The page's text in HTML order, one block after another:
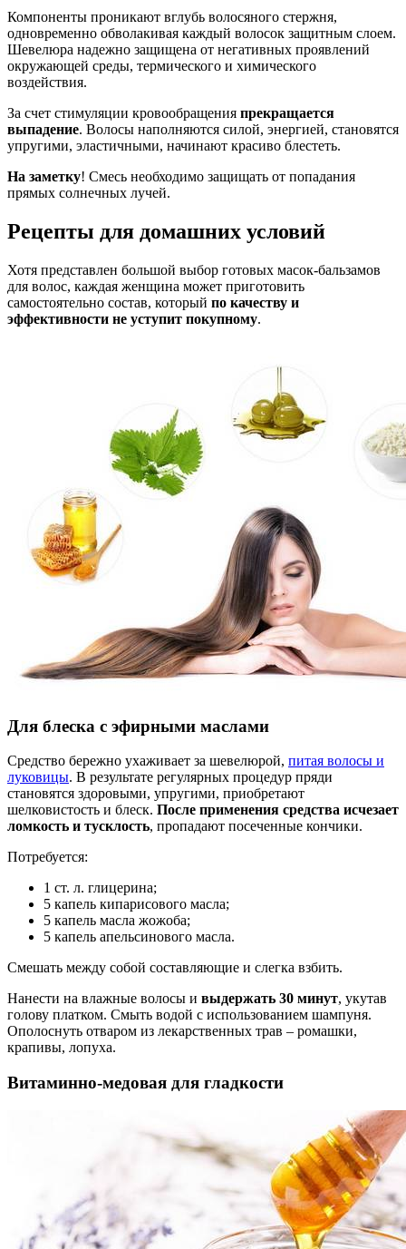
Компоненты проникают вглубь волосяного стержня,
одновременно обволакивая каждый волосок защитным слоем.
Шевелюра надежно защищена от негативных проявлений
окружающей среды, термического и химического
воздействия.
За счет стимуляции кровообращения прекращается
выпадение. Волосы наполняются силой, энергией, становятся
упругими, эластичными, начинают красиво блестеть.
На заметку! Смесь необходимо защищать от попадания
прямых солнечных лучей.
Рецепты для домашних условий
Хотя представлен большой выбор готовых масок-бальзамов
для волос, каждая женщина может приготовить
самостоятельно состав, который по качеству и
эффективности не уступит покупному.
Для блеска с эфирными маслами
Средство бережно ухаживает за шевелюрой, питая волосы и
луковицы. В результате регулярных процедур пряди
становятся здоровыми, упругими, приобретают
шелковистость и блеск. После применения средства исчезает
ломкость и тусклость, пропадают посеченные кончики.
Потребуется:
1 ст. л. глицерина;
5 капель кипарисового масла;
5 капель масла жожоба;
5 капель апельсинового масла.
Смешать между собой составляющие и слегка взбить.
Нанести на влажные волосы и выдержать 30 минут, укутав
голову платком. Смыть водой с использованием шампуня.
Ополоснуть отваром из лекарственных трав – ромашки,
крапивы, лопуха.
Витаминно-медовая для гладкости